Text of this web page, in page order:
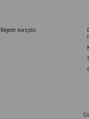
Rejestr korzyści